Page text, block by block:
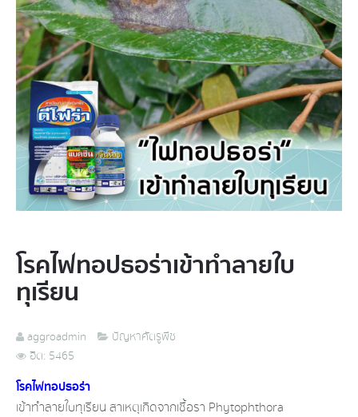
โรคไฟทอปธอร่า​เข้าทำลายใบ
ทุเรียน​
aggroadmin
ปัญหาศัตรูพืช
ฮิต: 5465
โรคไฟทอปธอร่า​
เข้าทำลายใบทุเรียน​ สาเหตุ​เกิดจากเชื้อรา​ Phytophthora